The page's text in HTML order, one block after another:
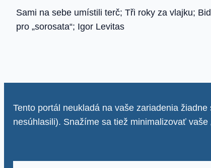
Sami na sebe umístili terč; Tři roky za vlajku;
pro „sorosata“; Igor Levitas
Tento portál neukladá na vaše zariadenia
nesúhlasili). Snažíme sa tiež minimalizovať